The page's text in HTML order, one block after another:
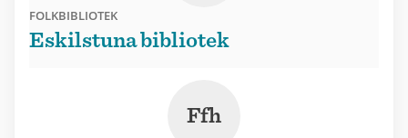
FOLKBIBLIOTEK
Eskilstuna bibliotek
Ffh